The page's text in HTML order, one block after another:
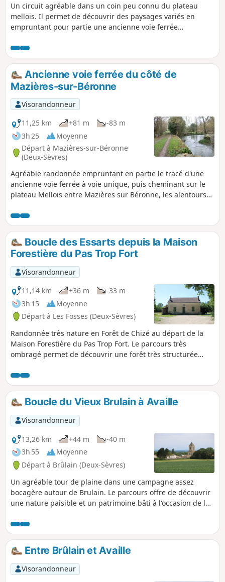
Un circuit agréable dans un coin peu connu du plateau
mellois. Il permet de découvrir des paysages variés en
empruntant pour partie une ancienne voie ferrée
Beauvais, la Rorserie, Etrochon) au bâti traditionnel, en
longeant parfois la Berlande avec son Moulin de Génebrie
et en terminant par la Cure du Prieuré de Mazières sur
Béronne et son lavoir. Cette balade emprunte par moment
le GR®655 qui est un des chemins de Compostelle.
Ancienne voie ferrée du côté de
Mazières-sur-Béronne
Visorandonneur
11,25 km
+81 m
-83 m
3h 25
Moyenne
Départ à Mazières-sur-Béronne
(Deux-Sèvres)
Agréable randonnée empruntant en partie le tracé d'une
ancienne voie ferrée à voie unique, puis cheminant sur le
plateau Mellois entre Mazières sur Béronne, les alentours
permet de découvrir, outre des paysages tantôt ouverts,
tantôt de bocage, une portion du Chemin de Compostelle et
un patrimoine bâti traditionnel intéressant (Moulin de
Gènebrie, Moulin de Turzay, maisons typiques dans les
hameaux traversés et des lavoirs).
Boucle des Essarts depuis la Maison
Forestière du Pas Trop Fort
Visorandonneur
11,14 km
+36 m
-33 m
3h 15
Moyenne
Départ à Les Fosses (Deux-Sèvres)
Randonnée très nature en Forêt de Chizé au départ de la
Maison Forestière du Pas Trop Fort. Le parcours très
ombragé permet de découvrir une forêt très structurée
chemins, etc. La seconde partie emprunte un chemin qui
serpente davantage rompant la monotonie que l'on ressent
parfois en forêt.
Boucle du Vieux Brulain à Availle
Visorandonneur
13,26 km
+44 m
-40 m
3h 55
Moyenne
Départ à Brûlain (Deux-Sèvres)
Un agréable tour de plaine dans une campagne assez
bocagère autour de Brulain. Le parcours offre de découvrir
une nature paisible et un patrimoine bâti à l'occasion de la
d'Availle Le circuit passe à proximité du Château de la Motte
du Bois.
Entre Brûlain et Availle
Visorandonneur